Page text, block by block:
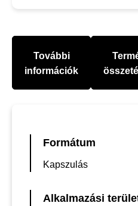
További
információk
Formátum
Kapszulás
Alkalmazási